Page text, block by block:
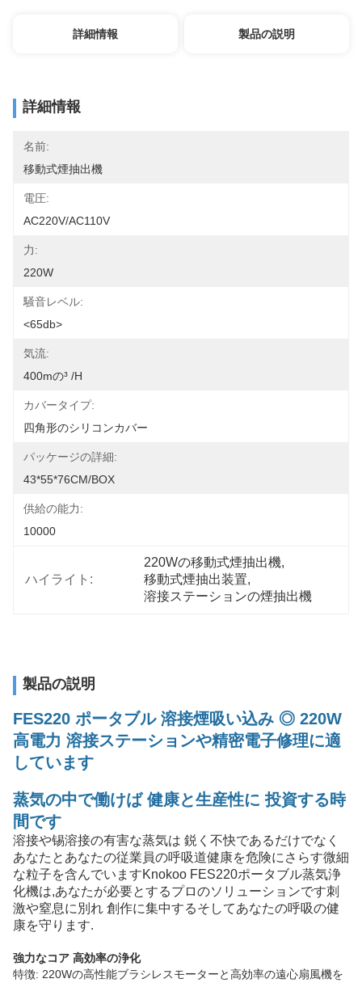
詳細情報 製品の説明
詳細情報
名前:
移動式煙抽出機
電圧:
AC220V/AC110V
力:
220W
騒音レベル:
<65db>
気流:
400mの³ /h
カバータイプ:
四角形のシリコンカバー
パッケージの詳細:
43*55*76CM/BOX
供給の能力:
10000
ハイライト:
220Wの移動式煙抽出機,
移動式煙抽出装置,
溶接ステーションの煙抽出機
製品の説明
FES220 ポータブル 溶接煙吸い込み ◎ 220W
高電力 溶接ステーションや精密電子修理に適
しています
蒸気の中で働けば 健康と生産性に 投資する時
間です
溶接や锡溶接の有害な蒸気は 鋭く不快であるだけでなく
あなたとあなたの従業員の呼吸道健康を危険にさらす微細
な粒子を含んでいますKnokoo FES220ポータブル蒸気浄
化機は,あなたが必要とするプロのソリューションです刺
激や窒息に別れ 創作に集中するそしてあなたの呼吸の健
康を守ります.
強力なコア 高効率の浄化
特徴: 220Wの高性能ブラシレスモーターと高効率の遠心扇風機を